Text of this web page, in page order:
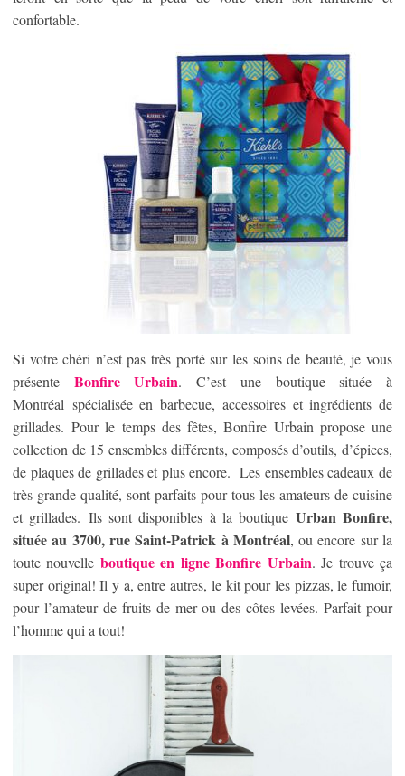
confortable.
Si votre chéri n’est pas très porté sur les soins de beauté, je vous
présente Bonfire Urbain. C’est une boutique située à
Montréal spécialisée en barbecue, accessoires et ingrédients de
grillades. Pour le temps des fêtes, Bonfire Urbain propose une
collection de 15 ensembles différents, composés d’outils, d’épices,
de plaques de grillades et plus encore. Les ensembles cadeaux de
très grande qualité, sont parfaits pour tous les amateurs de cuisine
et grillades. Ils sont disponibles à la boutique Urban Bonfire,
située au 3700, rue Saint-Patrick à Montréal, ou encore sur la
toute nouvelle boutique en ligne Bonfire Urbain. Je trouve ça
super original! Il y a, entre autres, le kit pour les pizzas, le fumoir,
pour l’amateur de fruits de mer ou des côtes levées. Parfait pour
l’homme qui a tout!